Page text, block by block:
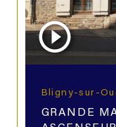
Bligny-sur-
GRANDE